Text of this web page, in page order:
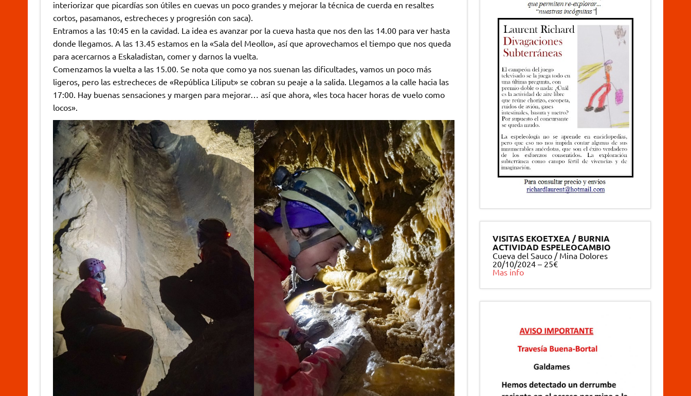
interiorizar que picardías son útiles en cuevas un poco grandes y mejorar la técnica de cuerda en resaltes
cortos, pasamanos, estrecheces y progresión con saca).
Entramos a las 10:45 en la cavidad. La idea es avanzar por la cueva hasta que nos den las 14.00 para ver hasta
donde llegamos. A las 13.45 estamos en la «Sala del Meollo», así que aprovechamos el tiempo que nos queda
para acercarnos a Eskaladistan, comer y darnos la vuelta.
Comenzamos la vuelta a las 15.00. Se nota que como ya nos suenan las dificultades, vamos un poco más
ligeros, pero las estrecheces de «República Liliput» se cobran su peaje a la salida. Llegamos a la calle hacia las
17:00. Hay buenas sensaciones y margen para mejorar… así que ahora, «les toca hacer horas de vuelo como
locos».
VISITAS EKOETXEA / BURNIA
ACTIVIDAD ESPELEOCAMBIO
Cueva del Sauco / Mina Dolores
20/10/2024 – 25€
Mas info